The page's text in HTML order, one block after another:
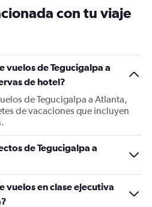
con tu viaje
vuelos de Tegucigalpa a
de hotel?
de Tegucigalpa a Atlanta,
de vacaciones que incluyen
de Tegucigalpa a
vuelos en clase ejecutiva